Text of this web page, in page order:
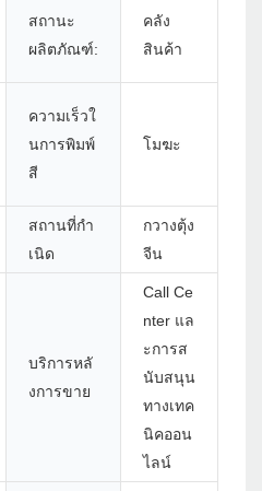
สถานะ
ผลิตภัณฑ์:
คลัง
สินค้า
ความเร็วใ
นการพิมพ์
สี
โมฆะ
สถานที่กำ
เนิด
กวางตุ้ง
จีน
บริการหลั
งการขาย
Call Ce
nter แล
ะการส
นับสนุน
ทางเทค
นิคออน
ไลน์